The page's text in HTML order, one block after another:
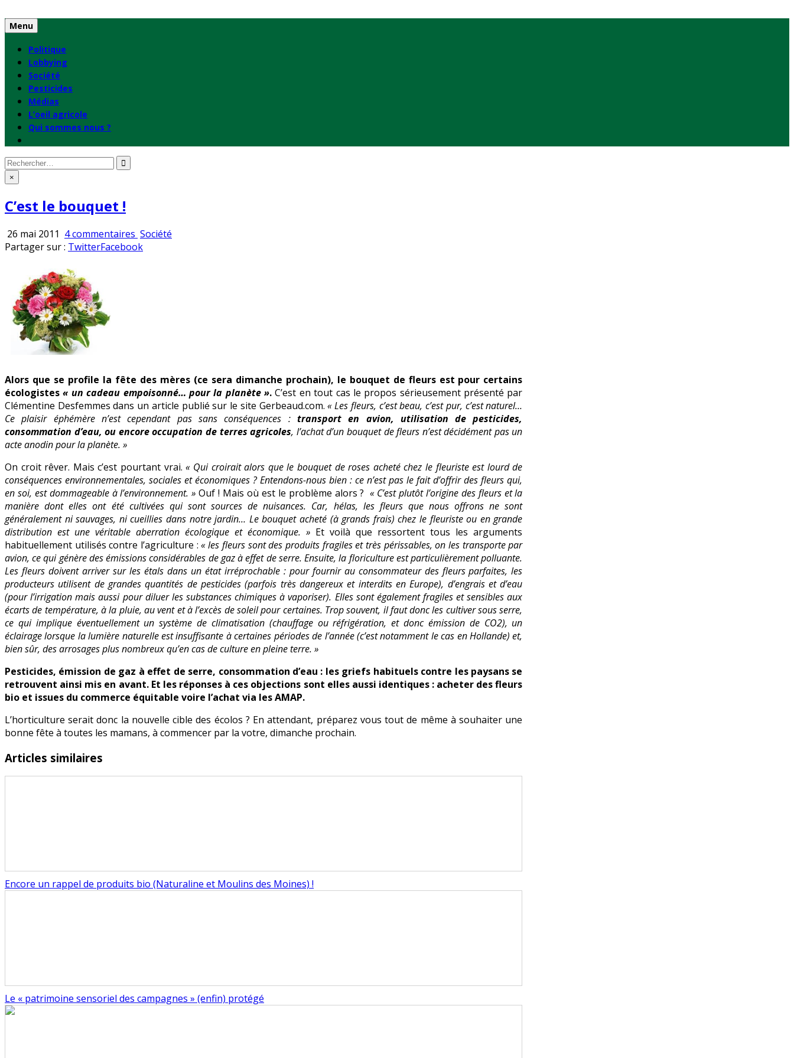
to
content
Menu
Politique
Lobbying
Société
Pesticides
Médias
L’oeil agricole
Qui sommes nous ?
Rechercher
: ×
C’est le bouquet !
26 mai 2011 4 commentaires sur
C’est
Publié
en
Société
Partager sur : TwitterFacebook
Alors que se profile la fête des mères (ce sera dimanche prochain), le bouquet de fleurs est pour certains
écologistes« un cadeau empoisonné… pour la planète ». C’est en tout cas le propos sérieusement présenté par
Clémentine Desfemmes dans un article publié sur le site Gerbeaud.com.« Les fleurs, c’est beau, c’est pur, c’est naturel…
Ce plaisir éphémère n’est cependant pas sans conséquences : transport en avion, utilisation de pesticides,
consommation d’eau, ou encore occupation de terres agricoles, l’achat d’un bouquet de fleurs n’est décidément pas un
acte anodin pour la planète. »
On croit rêver. Mais c’est pourtant vrai. « Qui croirait alors que le bouquet de roses acheté chez le fleuriste est lourd de
conséquences environnementales, sociales et économiques ? Entendons-nous bien : ce n’est pas le fait d’offrir des fleurs qui,
en soi, est dommageable à l’environnement. » Ouf ! Mais où est le problème alors ?« C’est plutôt l’origine des fleurs et la
manière dont elles ont été cultivées qui sont sources de nuisances. Car, hélas, les fleurs que nous offrons ne sont
généralement ni sauvages, ni cueillies dans notre jardin… Le bouquet acheté (à grands frais) chez le fleuriste ou en grande
distribution est une véritable aberration écologique et économique. » Et voilà que ressortent tous les arguments
habituellement utilisés contre l’agriculture : « les fleurs sont des produits fragiles et très périssables, on les transporte par
avion, ce qui génère des émissions considérables de gaz à effet de serre. Ensuite, la floriculture est particulièrement polluante.
Les fleurs doivent arriver sur les étals dans un état irréprochable : pour fournir au consommateur des fleurs parfaites, les
producteurs utilisent de grandes quantités de pesticides (parfois très dangereux et interdits en Europe), d’engrais et d’eau
(pour l’irrigation mais aussi pour diluer les substances chimiques à vaporiser). Elles sont également fragiles et sensibles aux
écarts de température, à la pluie, au vent et à l’excès de soleil pour certaines. Trop souvent, il faut donc les cultiver sous serre,
ce qui implique éventuellement un système de climatisation (chauffage ou réfrigération, et donc émission de CO2), un
éclairage lorsque la lumière naturelle est insuffisante à certaines périodes de l’année (c’est notamment le cas en Hollande) et,
bien sûr, des arrosages plus nombreux qu’en cas de culture en pleine terre. »
Pesticides, émission de gaz à effet de serre, consommation d’eau : les griefs habituels contre les paysans se
retrouvent ainsi mis en avant. Et les réponses à ces objections sont elles aussi identiques : acheter des fleurs
bio et issues du commerce équitable voire l’achat via les AMAP.
L’horticulture serait donc la nouvelle cible des écolos ? En attendant, préparez vous tout de même à souhaiter une
bonne fête à toutes les mamans, à commencer par la votre, dimanche prochain.
Articles similaires
Encore un rappel de produits bio (Naturaline et Moulins des Moines) !
Le « patrimoine sensoriel des campagnes » (enfin) protégé